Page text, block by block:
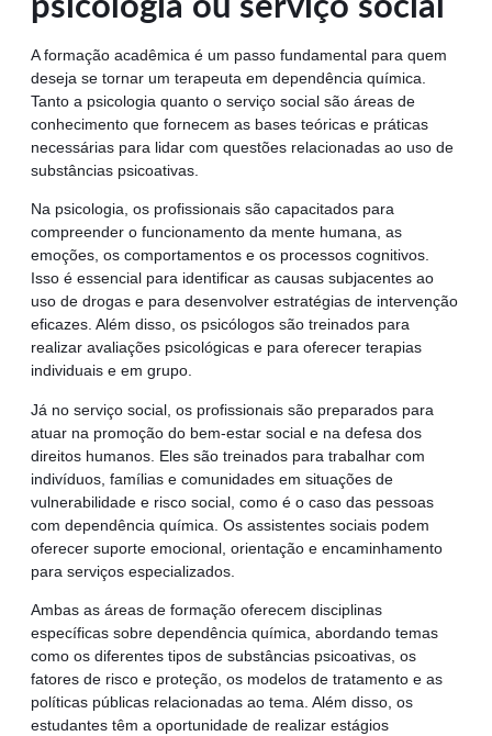
psicologia ou serviço social
A formação acadêmica é um passo fundamental para quem
deseja se tornar um terapeuta em dependência química.
Tanto a psicologia quanto o serviço social são áreas de
conhecimento que fornecem as bases teóricas e práticas
necessárias para lidar com questões relacionadas ao uso de
substâncias psicoativas.
Na psicologia, os profissionais são capacitados para
compreender o funcionamento da mente humana, as
emoções, os comportamentos e os processos cognitivos.
Isso é essencial para identificar as causas subjacentes ao
uso de drogas e para desenvolver estratégias de intervenção
eficazes. Além disso, os psicólogos são treinados para
realizar avaliações psicológicas e para oferecer terapias
individuais e em grupo.
Já no serviço social, os profissionais são preparados para
atuar na promoção do bem-estar social e na defesa dos
direitos humanos. Eles são treinados para trabalhar com
indivíduos, famílias e comunidades em situações de
vulnerabilidade e risco social, como é o caso das pessoas
com dependência química. Os assistentes sociais podem
oferecer suporte emocional, orientação e encaminhamento
para serviços especializados.
Ambas as áreas de formação oferecem disciplinas
específicas sobre dependência química, abordando temas
como os diferentes tipos de substâncias psicoativas, os
fatores de risco e proteção, os modelos de tratamento e as
políticas públicas relacionadas ao tema. Além disso, os
estudantes têm a oportunidade de realizar estágios